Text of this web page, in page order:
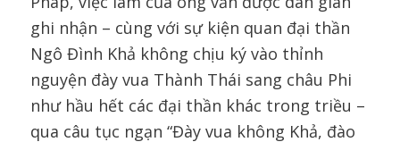
ghi nhận – cùng với sự kiện quan đại thần
Ngô Đình Khả không chịu ký vào thỉnh
nguyện đày vua Thành Thái sang châu Phi
như hầu hết các đại thần khác trong triều –
qua câu tục ngạn “Đày vua không Khả, đào